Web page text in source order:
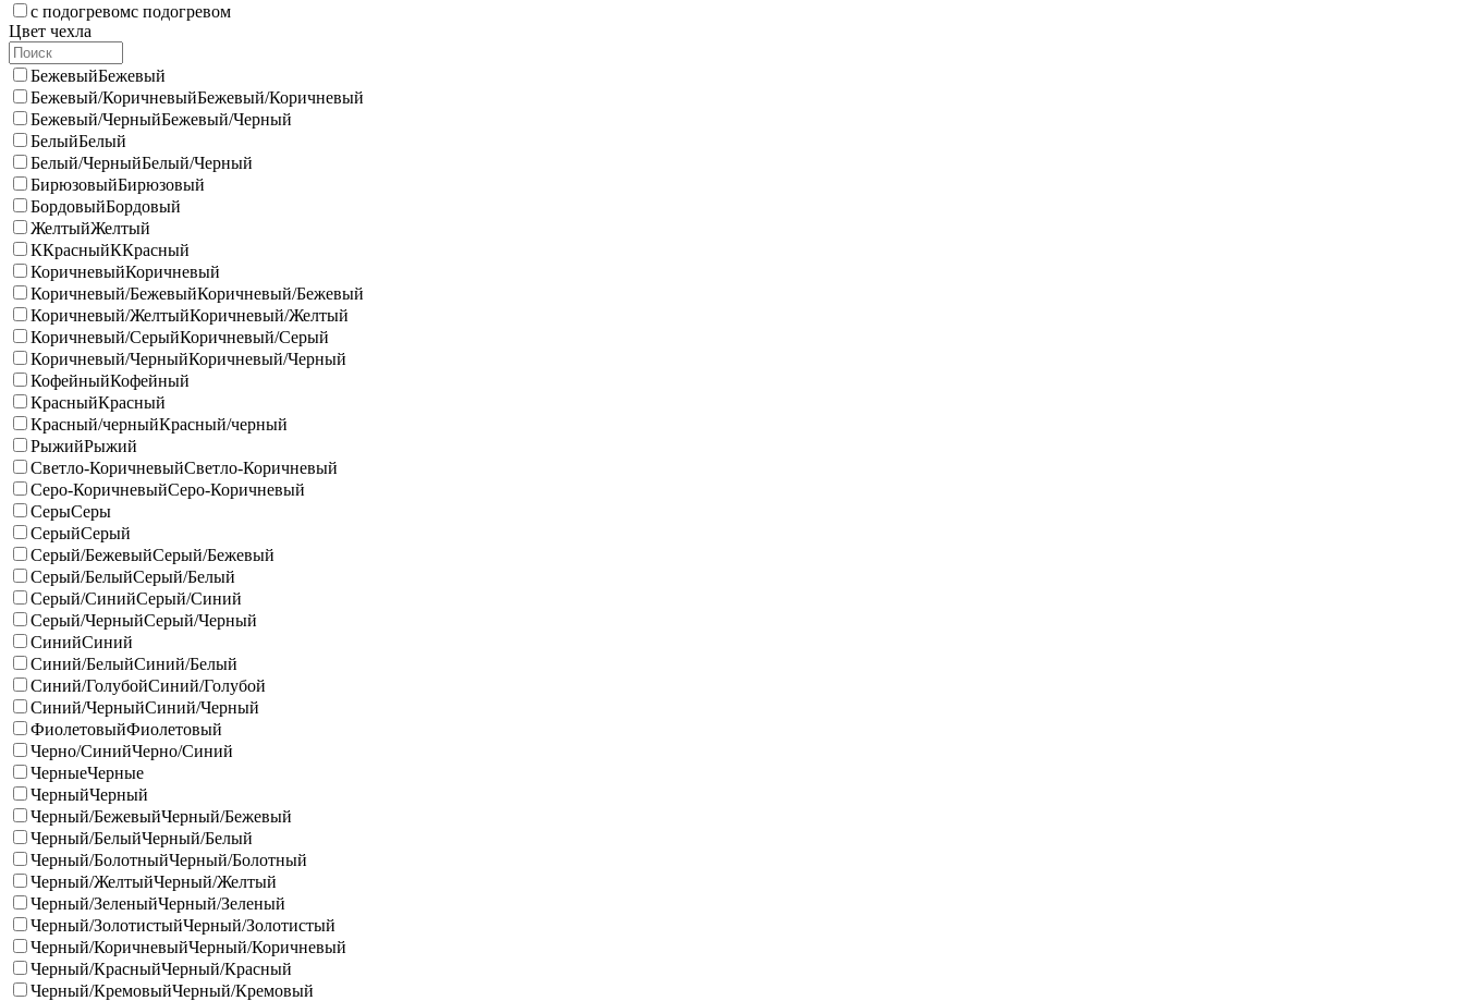
с подогревомс подогревом
Цвет чехла
БежевыйБежевый
Бежевый/КоричневыйБежевый/Коричневый
Бежевый/ЧерныйБежевый/Черный
БелыйБелый
Белый/ЧерныйБелый/Черный
БирюзовыйБирюзовый
БордовыйБордовый
ЖелтыйЖелтый
ККрасныйККрасный
КоричневыйКоричневый
Коричневый/БежевыйКоричневый/Бежевый
Коричневый/ЖелтыйКоричневый/Желтый
Коричневый/СерыйКоричневый/Серый
Коричневый/ЧерныйКоричневый/Черный
КофейныйКофейный
КрасныйКрасный
Красный/черныйКрасный/черный
РыжийРыжий
Светло-КоричневыйСветло-Коричневый
Серо-КоричневыйСеро-Коричневый
СерыСеры
СерыйСерый
Серый/БежевыйСерый/Бежевый
Серый/БелыйСерый/Белый
Серый/СинийСерый/Синий
Серый/ЧерныйСерый/Черный
СинийСиний
Синий/БелыйСиний/Белый
Синий/ГолубойСиний/Голубой
Синий/ЧерныйСиний/Черный
ФиолетовыйФиолетовый
Черно/СинийЧерно/Синий
ЧерныеЧерные
ЧерныйЧерный
Черный/БежевыйЧерный/Бежевый
Черный/БелыйЧерный/Белый
Черный/БолотныйЧерный/Болотный
Черный/ЖелтыйЧерный/Желтый
Черный/ЗеленыйЧерный/Зеленый
Черный/ЗолотистыйЧерный/Золотистый
Черный/КоричневыйЧерный/Коричневый
Черный/КрасныйЧерный/Красный
Черный/КремовыйЧерный/Кремовый